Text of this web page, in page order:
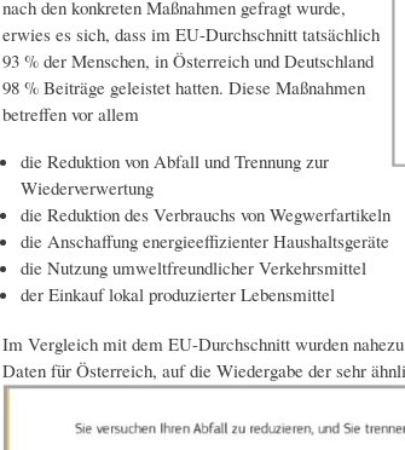
nach den konkreten Maßnahmen gefragt wurde,
erwies es sich, dass im EU-Durchschnitt tatsächlich
93 % der Menschen, in Österreich und Deutschland
98 % Beiträge geleistet hatten. Diese Maßnahmen
betreffen vor allem
die Reduktion von Abfall und Trennung zur
Wiederverwertung
die Reduktion des Verbrauchs von Wegwerfartikeln
die Anschaffung energieeffizienter Haushaltsgeräte
die Nutzung umweltfreundlicher Verkehrsmittel
der Einkauf lokal produzierter Lebensmittel
Im Vergleich mit dem EU-Durchschnitt wurden
Daten für Österreich, auf die Wiedergabe der sehr